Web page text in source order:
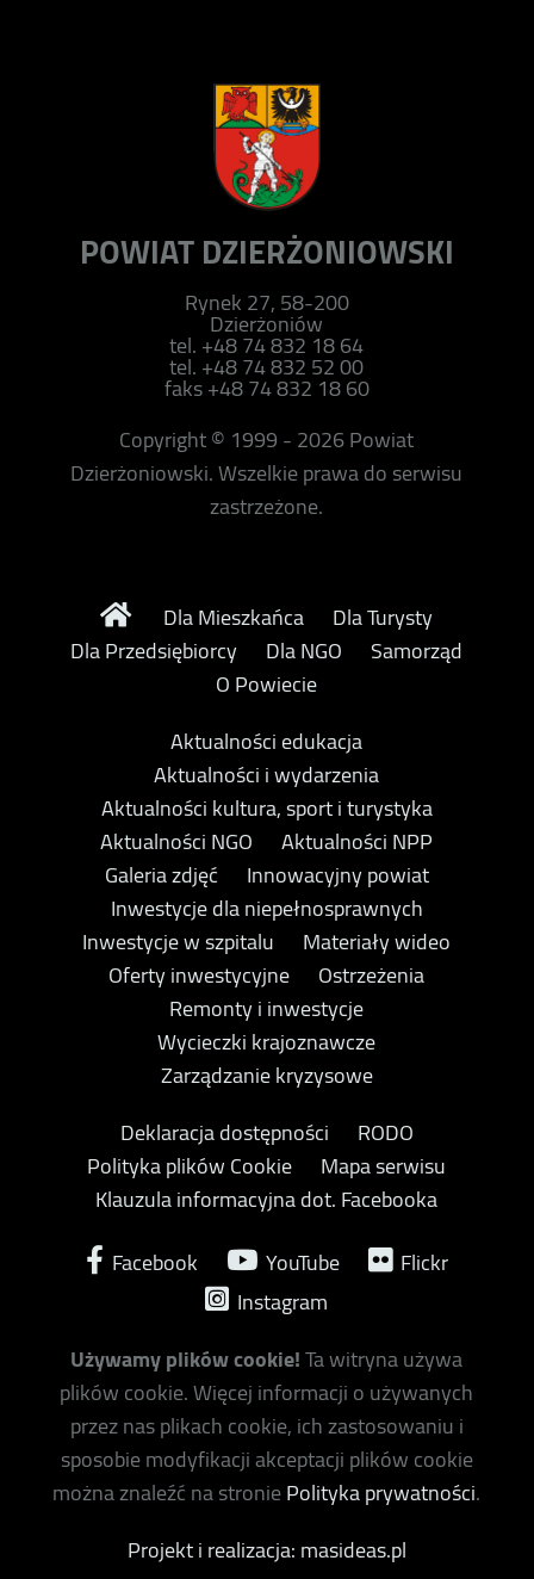
POWIAT DZIERŻONIOWSKI
Rynek 27, 58-200
Dzierżoniów
tel. +48 74 832 18 64
tel. +48 74 832 52 00
faks +48 74 832 18 60
Copyright © 1999 - 2026 Powiat
Dzierżoniowski. Wszelkie prawa do serwisu
zastrzeżone.
Dla Mieszkańca
Dla Turysty
Dla Przedsiębiorcy
Dla NGO
Samorząd
O Powiecie
Aktualności edukacja
Aktualności i wydarzenia
Aktualności kultura, sport i turystyka
Aktualności NGO
Aktualności NPP
Galeria zdjęć
Innowacyjny powiat
Inwestycje dla niepełnosprawnych
Inwestycje w szpitalu
Materiały wideo
Oferty inwestycyjne
Ostrzeżenia
Remonty i inwestycje
Wycieczki krajoznawcze
Zarządzanie kryzysowe
Deklaracja dostępności
RODO
Polityka plików Cookie
Mapa serwisu
Klauzula informacyjna dot. Facebooka
Facebook
YouTube
Flickr
Instagram
Używamy plików cookie!Ta witryna używa
plików cookie. Więcej informacji o używanych
przez nas plikach cookie, ich zastosowaniu i
sposobie modyfikacji akceptacji plików cookie
można znaleźć na stroniePolityka prywatności.
Projekt i realizacja: masideas.pl